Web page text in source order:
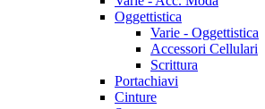
Oggettistica
Varie - Oggettistica
Accessori Cellulari
Scrittura
Portachiavi
Cinture